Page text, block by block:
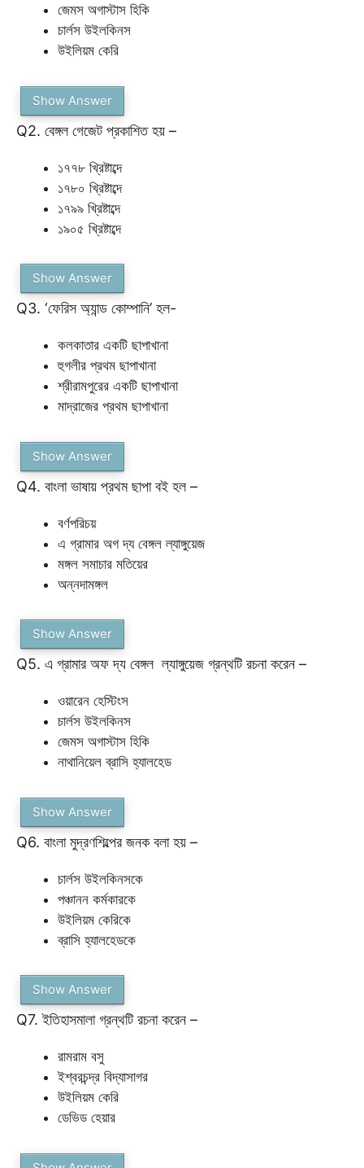
জেমস অগাস্টাস হিকি
চার্লস উইলকিনস
উইলিয়ম কেরি
Show Answer
Q2. বেঙ্গল গেজেট প্রকাশিত হয় –
১৭৭৮ খ্রিষ্টাব্দে
১৭৮০ খ্রিষ্টাব্দে
১৭৯৯ খ্রিষ্টাব্দে
১৯০৫ খ্রিষ্টাব্দে
Show Answer
Q3. ‘ফেরিস অ্যান্ড কোম্পানি’ হল-
কলকাতার একটি ছাপাখানা
হুগলীর প্রথম ছাপাখানা
শ্রীরামপুরের একটি ছাপাখানা
মাদ্রাজের প্রথম ছাপাখানা
Show Answer
Q4. বাংলা ভাষায় প্রথম ছাপা বই হল –
বর্ণপরিচয়
এ গ্রামার অগ দ্য বেঙ্গল ল্যাঙ্গুয়েজ
মঙ্গল সমাচার মতিয়ের
অন্নদামঙ্গল
Show Answer
Q5. এ গ্রামার অফ দ্য বেঙ্গল ল্যাঙ্গুয়েজ গ্রন্থটি রচনা করেন –
ওয়ারেন হেস্টিংস
চার্লস উইলকিনস
জেমস অগাস্টাস হিকি
নাথানিয়েল ব্রাসি হ্যালহেড
Show Answer
Q6. বাংলা মুদ্রণশিল্পের জনক বলা হয় –
চার্লস উইলকিনসকে
পঞ্চানন কর্মকারকে
উইলিয়ম কেরিকে
ব্রাসি হ্যালহেডকে
Show Answer
Q7. ইতিহাসমালা গ্রন্থটি রচনা করেন –
রামরাম বসু
ইশ্বরচন্দ্র বিদ্যাসাগর
উইলিয়ম কেরি
ডেভিড হেয়ার